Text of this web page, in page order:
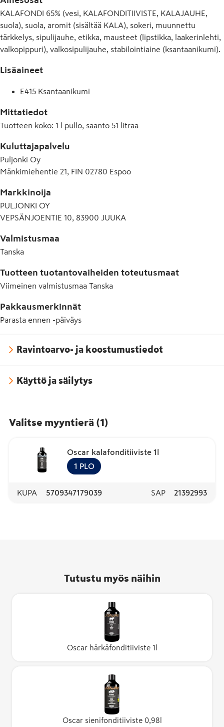
KALAFONDI 65% (vesi, KALAFONDITIIVISTE, KALAJAUHE,
suola), suola, aromit (sisältää KALA), sokeri, muunnettu
tärkkelys, sipulijauhe, etikka, mausteet (lipstikka, laakerinlehti,
valkopippuri), valkosipulijauhe, stabilointiaine (ksantaanikumi).
Lisäaineet
E415 Ksantaanikumi
Mittatiedot
Tuotteen koko: 1 l pullo, saanto 51 litraa
Kuluttajapalvelu
Puljonki Oy
Mänkimiehentie 21, FIN 02780 Espoo
Markkinoija
PULJONKI OY
VEPSÄNJOENTIE 10, 83900 JUUKA
Valmistusmaa
Tanska
Tuotteen tuotantovaiheiden toteutusmaat
Viimeinen valmistusmaa Tanska
Pakkausmerkinnät
Parasta ennen -päiväys
Ravintoarvo- ja koostumustiedot
Käyttö ja säilytys
Valitse myyntierä (1)
Oscar kalafonditiiviste 1l
1 PLO
KUPA 5709347179039 SAP 21392993
Tutustu myös näihin
Oscar härkäfonditiiviste 1l
Oscar sienifonditiiviste 0,98l